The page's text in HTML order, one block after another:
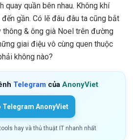
quay quần bên nhau. Không khí
gần. Có lẽ đâu đâu ta cũng bắt
thông & ông già Noel trên đường
giai điệu vô cùng quen thuộc
không nào?
Telegram của AnonyViet
Telegram AnonyViet
hay và thủ thuật IT nhanh nhất